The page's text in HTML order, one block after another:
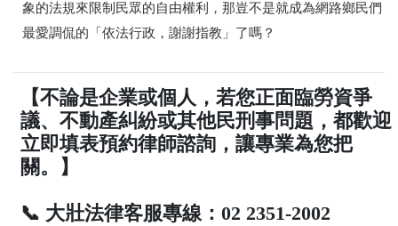
象的法規來限制民眾的自由權利，那豈不是就成為網路鄉民們
最愛調侃的「依法行政，謝謝指教」了嗎？
【不論是企業或個人，若您正面臨勞資爭
議、不動產糾紛或其他民刑事問題，都歡迎
立即填表預約律師諮詢，讓專業為您把
關。】
📞 大壯法律客服專線：02 2351-2002